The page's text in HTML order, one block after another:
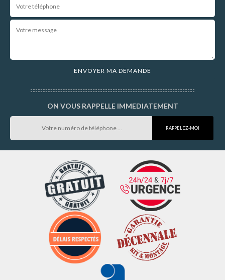
ON VOUS RAPPELLE IMMEDIATEMENT